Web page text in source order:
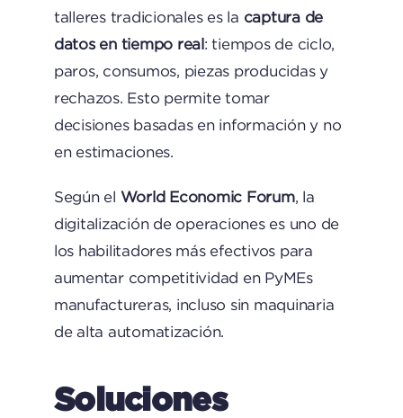
talleres tradicionales es la captura de
datos en tiempo real : tiempos de ciclo,
paros, consumos, piezas producidas y
rechazos. Esto permite tomar
decisiones basadas en información y no
en estimaciones.
Según el World Economic Forum, la
digitalización de operaciones es uno de
los habilitadores más efectivos para
aumentar competitividad en PyMEs
manufactureras, incluso sin maquinaria
de alta automatización.
Soluciones